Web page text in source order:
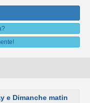
e Dimanche matin